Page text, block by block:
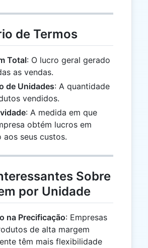
de Termos
Total: O lucro geral gerado
as vendas.
de Unidades: A quantidade
vendidos.
: A medida em que
obtém lucros em
aos seus custos.
Sobre
por Unidade
na Precificação: Empresas
de alta margem
têm mais flexibilidade